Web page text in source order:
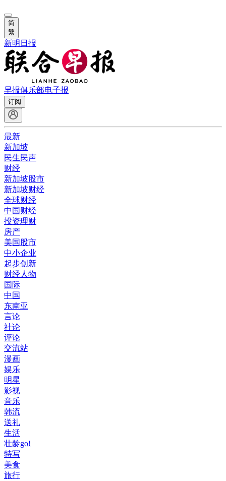
简
繁
新明日报
早报俱乐部电子报
订阅
最新
新加坡
民生民声
财经
新加坡股市
新加坡财经
全球财经
中国财经
投资理财
房产
美国股市
中小企业
起步创新
财经人物
国际
中国
东南亚
言论
社论
评论
交流站
漫画
娱乐
明星
影视
音乐
韩流
送礼
生活
壮龄go!
特写
美食
旅行